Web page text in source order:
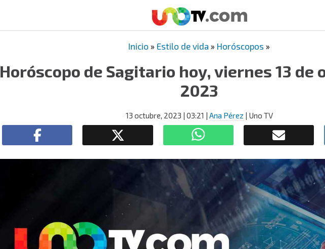
Inicio » Estilo de vida » Horóscopos »
Horóscopo de Sagitario hoy, viernes 13 de
2023
13 octubre, 2023 | 03:21 | Ana Pérez | Uno TV